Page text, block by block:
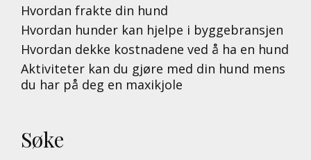
Hvordan frakte din hund
Hvordan hunder kan hjelpe i byggebransjen
Hvordan dekke kostnadene ved å ha en hund
Aktiviteter kan du gjøre med din hund mens
du har på deg en maxikjole
Søke